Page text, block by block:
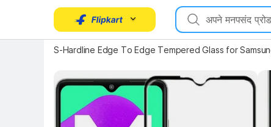
S-Hardline Edge To Edge Tempered Glass for
Key Highlights